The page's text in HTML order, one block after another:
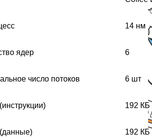
14 нм
ядер 6
число потоков 6 шт
192 КБ
192 КБ